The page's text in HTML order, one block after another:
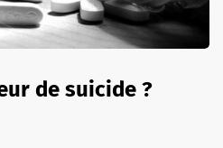
de suicide ?